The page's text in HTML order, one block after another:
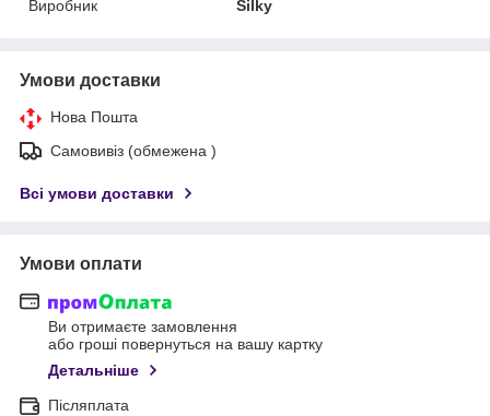
Виробник
Silky
Умови доставки
Нова Пошта
Самовивіз (обмежена )
Всі умови доставки
Умови оплати
Ви отримаєте замовлення
або гроші повернуться на вашу картку
Детальніше
Післяплата